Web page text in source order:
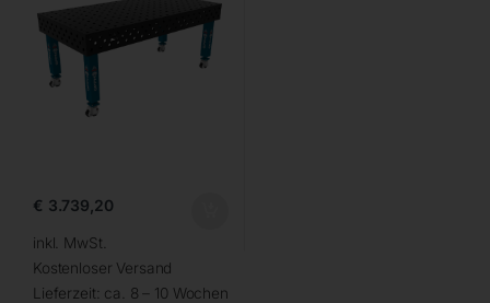
€ 3.739,20
inkl. MwSt.
Kostenloser Versand
Lieferzeit: ca. 8 – 10 Wochen